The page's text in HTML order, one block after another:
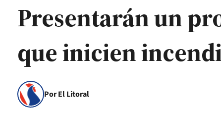
Presentarán un
que inicien
Por El Litoral